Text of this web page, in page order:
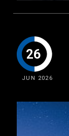
26
JUN 2026